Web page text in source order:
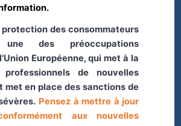
protection des consommateurs
une des préoccupations
Européenne, qui met à la
de nouvelles
met en place des sanctions de
Pensez à mettre à jour
aux nouvelles